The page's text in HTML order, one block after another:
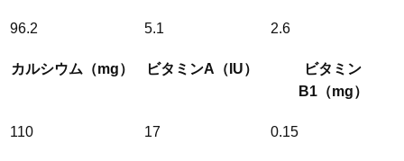
96.2 5.1 2.6
カルシウム（mg） ビタミンA（IU）
ビタミン
B1（mg）
110 17 0.15